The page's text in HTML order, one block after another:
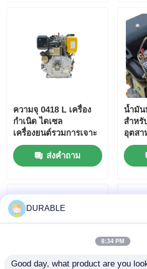
ความจุ 0418 L เครื่อง
กําเนิด ไดเซล
เครื่องยนต์รวมการเจาะ
× กระบวนการ 86 × 72
มิลลิเมตรและขนาดรวม
420 × 440 × 495
ส่งคำถาม
น้ำมัน
สำหรั
อุตสา
จังห
ความ
สมร
DURABLE
8:34 PM
Good day, what product are you